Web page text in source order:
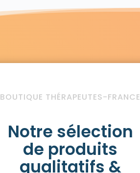
BOUTIQUE THÉRAPEUTES-FRANCE
Notre sélection
de produits
qualitatifs &